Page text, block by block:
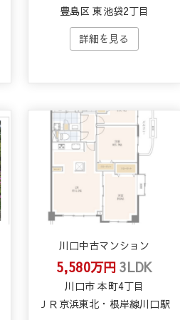
豊島区 東池袋2丁目
川口中古マンション
5,580万円3LDK
川口市 本町4丁目
ＪＲ京浜東北・根岸線川口駅